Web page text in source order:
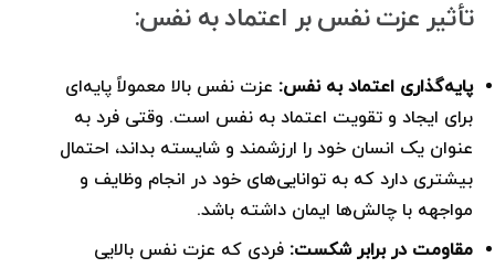
تأثیر عزت نفس بر اعتماد به نفس:
پایه‌گذاری اعتماد به نفس:عزت نفس بالا معمولاً پایه‌ای
برای ایجاد و تقویت اعتماد به نفس است. وقتی فرد به
عنوان یک انسان خود را ارزشمند و شایسته بداند، احتمال
بیشتری دارد که به توانایی‌های خود در انجام وظایف و
مواجهه با چالش‌ها ایمان داشته باشد.
مقاومت در برابر شکست:فردی که عزت نفس بالایی